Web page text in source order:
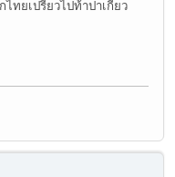
ทยเปรี้ยวไปท้าปาเกียว